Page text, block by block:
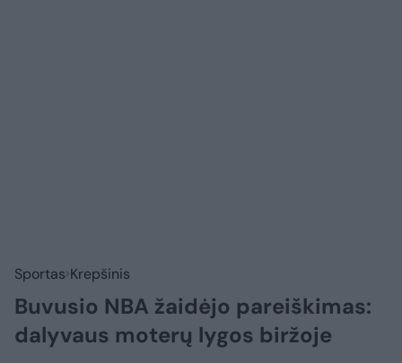
Sportas Krepšinis
Buvusio NBA žaidėjo pareiškimas:
dalyvaus moterų lygos biržoje